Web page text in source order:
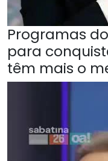
Programas
para
têm mais o